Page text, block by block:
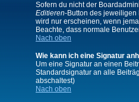
Sofern du nicht der
Editieren-Button des jeweiligen
wird nur erscheinen, wenn
Beachte, dass normale
Nach oben
Wie kann ich eine Signatur
Um eine Signatur an einen
Standardsignatur an alle
abschaltest)
Nach oben